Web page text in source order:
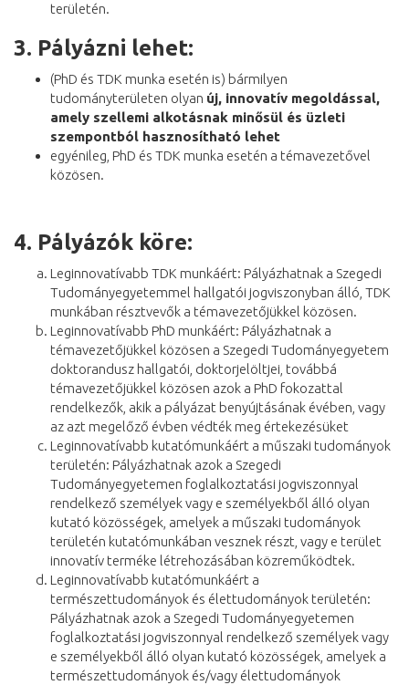
területén.
3. Pályázni lehet:
(PhD és TDK munka esetén is) bármilyen
tudományterületen olyan új, innovatív megoldással,
amely szellemi alkotásnak minősül és üzleti
szempontból hasznosítható lehet
egyénileg, PhD és TDK munka esetén a témavezetővel
közösen.
4. Pályázók köre:
Leginnovatívabb TDK munkáért: Pályázhatnak a Szegedi
Tudományegyetemmel hallgatói jogviszonyban álló, TDK
munkában résztvevők a témavezetőjükkel közösen.
Leginnovatívabb PhD munkáért: Pályázhatnak a
témavezetőjükkel közösen a Szegedi Tudományegyetem
doktorandusz hallgatói, doktorjelöltjei, továbbá
témavezetőjükkel közösen azok a PhD fokozattal
rendelkezők, akik a pályázat benyújtásának évében, vagy
az azt megelőző évben védték meg értekezésüket
Leginnovatívabb kutatómunkáért a műszaki tudományok
területén: Pályázhatnak azok a Szegedi
Tudományegyetemen foglalkoztatási jogviszonnyal
rendelkező személyek vagy e személyekből álló olyan
kutató közösségek, amelyek a műszaki tudományok
területén kutatómunkában vesznek részt, vagy e terület
innovatív terméke létrehozásában közreműködtek.
Leginnovatívabb kutatómunkáért a
természettudományok és élettudományok területén:
Pályázhatnak azok a Szegedi Tudományegyetemen
foglalkoztatási jogviszonnyal rendelkező személyek vagy
e személyekből álló olyan kutató közösségek, amelyek a
természettudományok és/vagy élettudományok